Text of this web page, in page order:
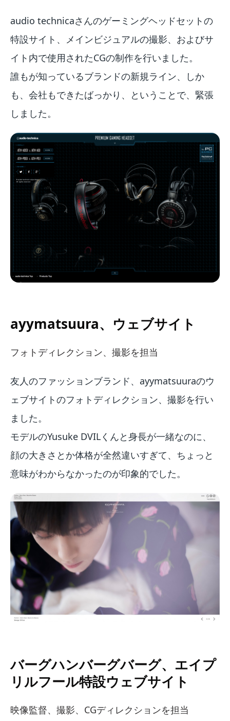
audio technicaさんのゲーミングヘッドセットの
特設サイト、メインビジュアルの撮影、およびサ
イト内で使用されたCGの制作を行いました。
誰もが知っているブランドの新規ライン、しか
も、会社もできたばっかり、ということで、緊張
しました。
ayymatsuura、ウェブサイト
フォトディレクション、撮影を担当
友人のファッションブランド、ayymatsuuraのウ
ェブサイトのフォトディレクション、撮影を行い
ました。
モデルのYusuke DVILくんと身長が一緒なのに、
顔の大きさとか体格が全然違いすぎて、ちょっと
意味がわからなかったのが印象的でした。
バーグハンバーグバーグ、エイプ
リルフール特設ウェブサイト
映像監督、撮影、CGディレクションを担当